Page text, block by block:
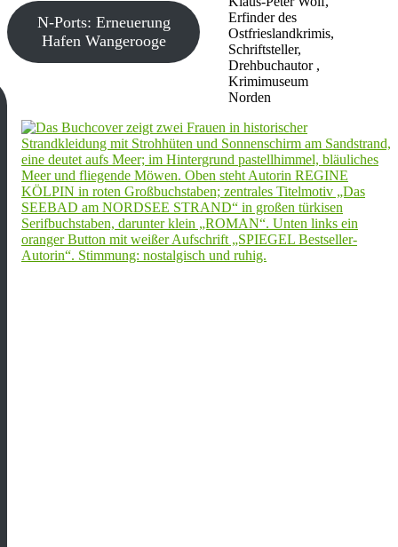
Erfinder des
Ostfrieslandkrimis,
Schriftsteller,
Drehbuchautor ,
Krimimuseum
Norden
N-Ports: Erneuerung
Hafen Wangerooge